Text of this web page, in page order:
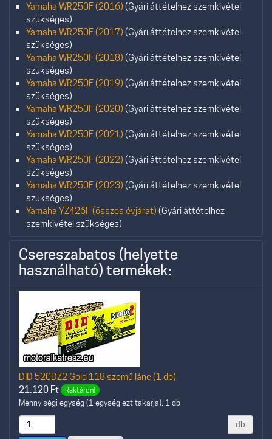
Yamaha WR250F (2016) (Gyári áttételhez szemkivétel
szükséges)
Yamaha WR250F (2017) (Gyári áttételhez szemkivétel
szükséges)
Yamaha WR250F (2018) (Gyári áttételhez szemkivétel
szükséges)
Yamaha WR250F (2019) (Gyári áttételhez szemkivétel
szükséges)
Yamaha WR250F (2020) (Gyári áttételhez szemkivétel
szükséges)
Yamaha WR250F (2021) (Gyári áttételhez szemkivétel
szükséges)
Yamaha WR250F (2022) (Gyári áttételhez szemkivétel
szükséges)
Yamaha WR250F (2023) (Gyári áttételhez szemkivétel
szükséges)
Yamaha YZ426F (összes évjárat) (Gyári áttételhez
szemkivétel szükséges)
Csereszabatos (helyette
használható) termékek:
DID 520DZ2 Gold 118 szemű lánc (1 db)
21.120 Ft Raktáron!
Mennyiségi egység (1 egység ezt takarja): 1 db
db